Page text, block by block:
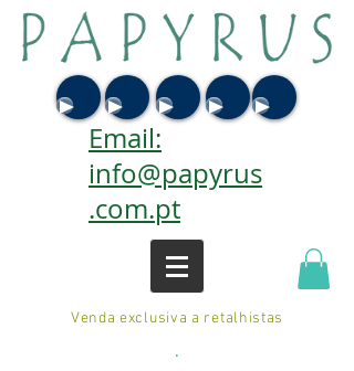
Email:
info@papyrus
.com.pt
Venda exclusiva a retalhistas
.